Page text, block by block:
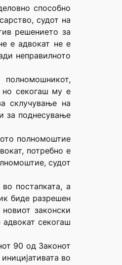
способно
судот на
решението за
е адвокат не е
неправилното
но секогаш му е
склучување на
за поднесување
полномоштие
потребно е
судот
постапката, а
биде разрешен
законски
секогаш
90 од Законот
во